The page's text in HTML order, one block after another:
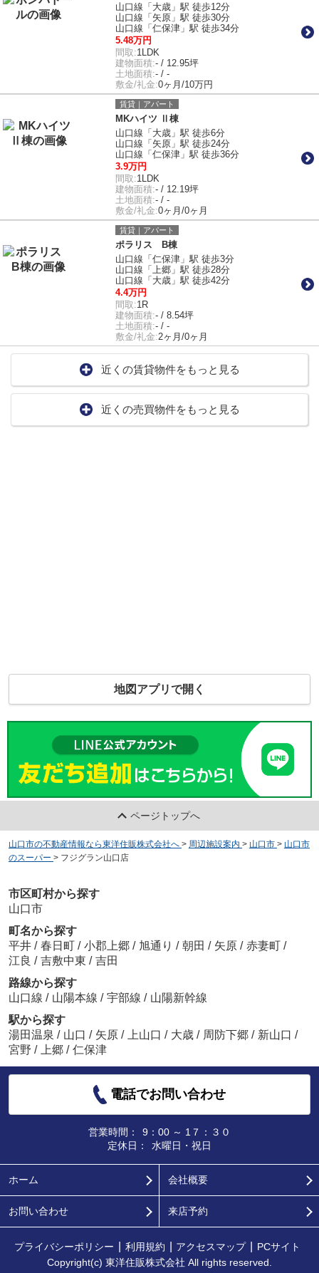
山口線「大歳」駅 徒歩12分
山口線「矢原」駅 徒歩30分
山口線「仁保津」駅 徒歩34分
5.48万円
間取:1LDK
建物面積:- / 12.95坪
土地面積:- / -
敷金/礼金:0ヶ月/10万円
賃貸｜アパート
MKハイツ Ⅱ棟
山口線「大歳」駅 徒歩6分
山口線「矢原」駅 徒歩24分
山口線「仁保津」駅 徒歩36分
3.9万円
間取:1LDK
建物面積:- / 12.19坪
土地面積:- / -
敷金/礼金:0ヶ月/0ヶ月
賃貸｜アパート
ポラリス B棟
山口線「仁保津」駅 徒歩3分
山口線「上郷」駅 徒歩28分
山口線「大歳」駅 徒歩42分
4.4万円
間取:1R
建物面積:- / 8.54坪
土地面積:- / -
敷金/礼金:2ヶ月/0ヶ月
近くの賃貸物件をもっと見る
近くの売買物件をもっと見る
地図アプリで開く
ページトップへ
山口市の不動産情報なら東洋住販株式会社へ > 周辺施設案内 > 山口市 > 山口市
のスーパー > フジグラン山口店
市区町村から探す
山口市
町名から探す
平井 / 春日町 / 小郡上郷 / 旭通り / 朝田 / 矢原 / 赤妻町 /
江良 / 吉敷中東 / 吉田
路線から探す
山口線 / 山陽本線 / 宇部線 / 山陽新幹線
駅から探す
湯田温泉 / 山口 / 矢原 / 上山口 / 大歳 / 周防下郷 / 新山口 /
宮野 / 上郷 / 仁保津
電話でお問い合わせ
営業時間：
9：00 ～ 1７：３０
定休日：
水曜日・祝日
ホーム 会社概要
お問い合わせ 来店予約
プライバシーポリシー 利用規約 アクセスマップ
PCサイト
Copyright(c) 東洋住販株式会社 All rights reserved.